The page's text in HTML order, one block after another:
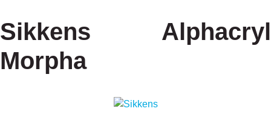
Sikkens Alphacryl
Morpha